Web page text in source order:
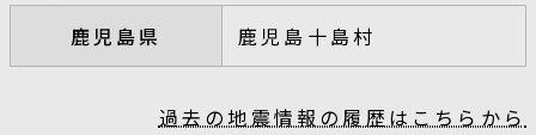
鹿児島県 鹿児島十島村
過去の地震情報の履歴はこちらから